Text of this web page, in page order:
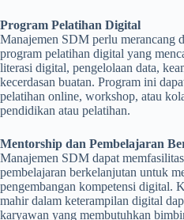
Program Pelatihan Digital
Manajemen SDM perlu merancang
program pelatihan digital yang
literasi digital, pengelolaan data,
kecerdasan buatan. Program ini
pelatihan online, workshop, atau
pendidikan atau pelatihan.
Mentorship dan Pembelajaran
Manajemen SDM dapat
pembelajaran berkelanjutan untuk
pengembangan kompetensi digital.
mahir dalam keterampilan digital
karyawan yang membutuhkan